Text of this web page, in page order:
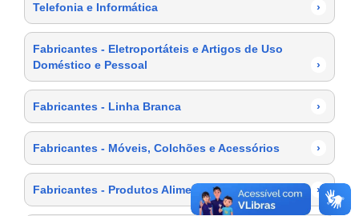
Telefonia e Informática
›
Fabricantes - Eletroportáteis e Artigos de Uso
Doméstico e Pessoal
›
Fabricantes - Linha Branca ›
Fabricantes - Móveis, Colchões e Acessórios ›
Fabricantes - Produtos Alimentícios ›